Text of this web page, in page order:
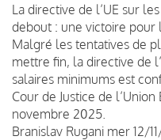
La directive de l’UE sur
debout : une victoire pour
Malgré les tentatives de
mettre fin, la directive de
salaires minimums est
Cour de Justice de
novembre 2025.
Branislav Rugani mer 12/